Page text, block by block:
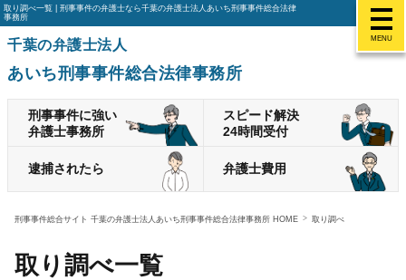
MENU
取り調べ一覧 | 刑事事件の弁護士なら千葉の弁護士法人あいち刑事事件総合法律
事務所
千葉の弁護士法人
あいち刑事事件総合法律事務所
刑事事件に強い
弁護士事務所
スピード解決
24時間受付
逮捕されたら 弁護士費用
刑事事件総合サイト 千葉の弁護士法人あいち刑事事件総合法律事務所 HOME 取り調べ
取り調べ一覧